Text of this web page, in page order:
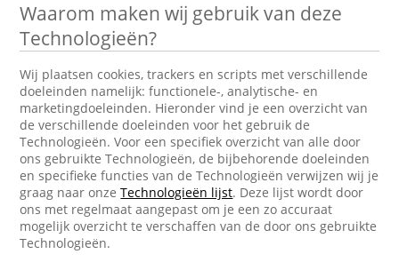
Waarom maken wij gebruik van deze
Technologieën?
Wij plaatsen cookies, trackers en scripts met verschillende
doeleinden namelijk: functionele-, analytische- en
marketingdoeleinden. Hieronder vind je een overzicht van
de verschillende doeleinden voor het gebruik de
Technologieën. Voor een specifiek overzicht van alle door
ons gebruikte Technologieën, de bijbehorende doeleinden
en specifieke functies van de Technologieën verwijzen wij je
graag naar onzeTechnologieën lijst. Deze lijst wordt door
ons met regelmaat aangepast om je een zo accuraat
mogelijk overzicht te verschaffen van de door ons gebruikte
Technologieën.